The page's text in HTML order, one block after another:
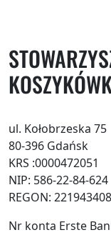
ul. Kołobrzeska 75
80-396 Gdańsk
KRS :0000472051
NIP: 586-22-84-624
REGON: 221943408
Nr konta Erste